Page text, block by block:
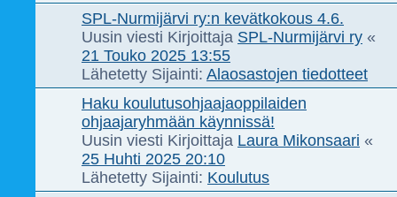
SPL-Nurmijärvi ry:n kevätkokous 4.6.
Uusin viesti Kirjoittaja SPL-Nurmijärvi ry «
21 Touko 2025 13:55
Lähetetty Sijainti: Alaosastojen tiedotteet
Haku koulutusohjaajaoppilaiden
ohjaajaryhmään käynnissä!
Uusin viesti Kirjoittaja Laura Mikonsaari «
25 Huhti 2025 20:10
Lähetetty Sijainti: Koulutus